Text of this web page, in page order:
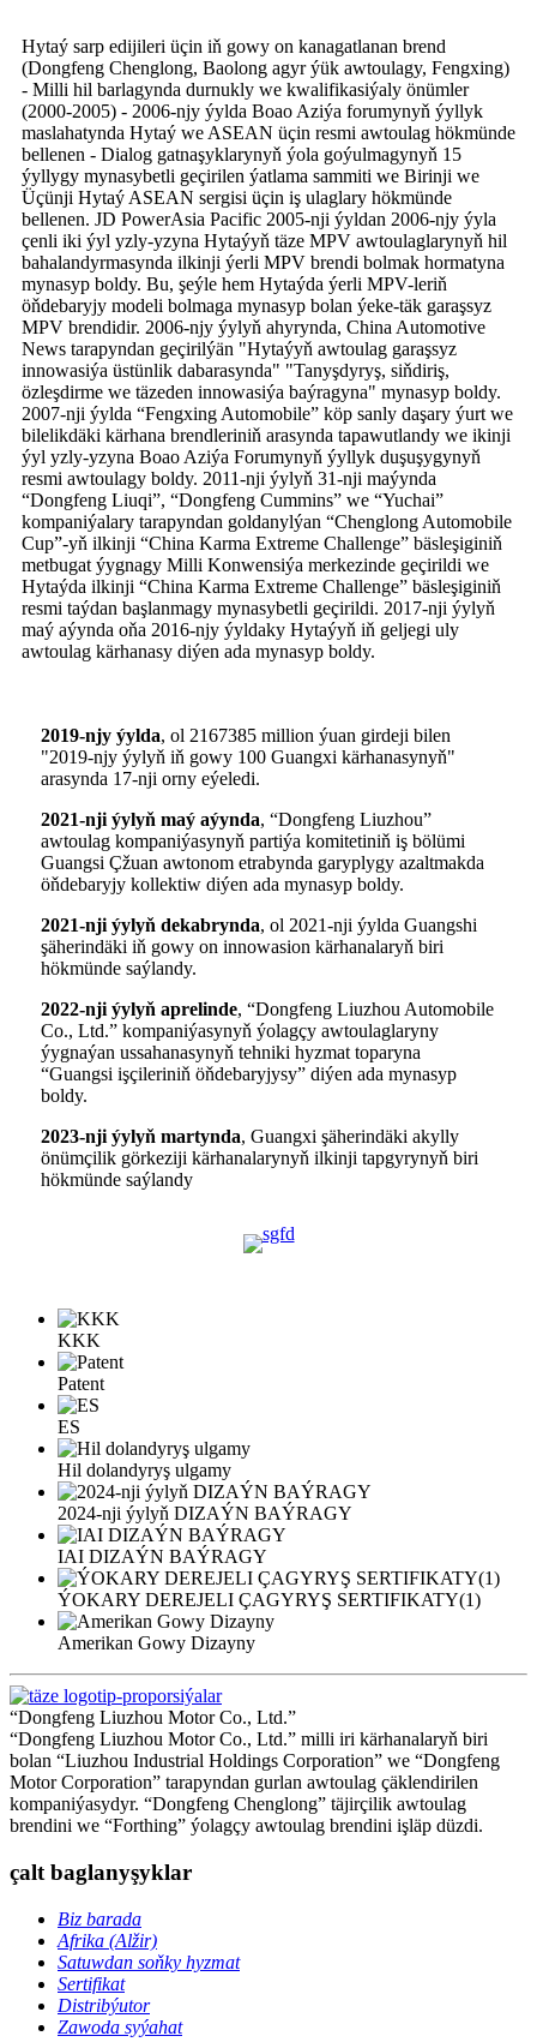
Hytaý sarp edijileri üçin iň gowy on kanagatlanan brend
(Dongfeng Chenglong, Baolong agyr ýük awtoulagy, Fengxing)
- Milli hil barlagynda durnukly we kwalifikasiýaly önümler
(2000-2005) - 2006-njy ýylda Boao Aziýa forumynyň ýyllyk
maslahatynda Hytaý we ASEAN üçin resmi awtoulag hökmünde
bellenen - Dialog gatnaşyklarynyň ýola goýulmagynyň 15
ýyllygy mynasybetli geçirilen ýatlama sammiti we Birinji we
Üçünji Hytaý ASEAN sergisi üçin iş ulaglary hökmünde
bellenen. JD PowerAsia Pacific 2005-nji ýyldan 2006-njy ýyla
çenli iki ýyl yzly-yzyna Hytaýyň täze MPV awtoulaglarynyň hil
bahalandyrmasynda ilkinji ýerli MPV brendi bolmak hormatyna
mynasyp boldy. Bu, şeýle hem Hytaýda ýerli MPV-leriň
öňdebaryjy modeli bolmaga mynasyp bolan ýeke-täk garaşsyz
MPV brendidir. 2006-njy ýylyň ahyrynda, China Automotive
News tarapyndan geçirilýän "Hytaýyň awtoulag garaşsyz
innowasiýa üstünlik dabarasynda" "Tanyşdyryş, siňdiriş,
özleşdirme we täzeden innowasiýa baýragyna" mynasyp boldy.
2007-nji ýylda “Fengxing Automobile” köp sanly daşary ýurt we
bilelikdäki kärhana brendleriniň arasynda tapawutlandy we ikinji
ýyl yzly-yzyna Boao Aziýa Forumynyň ýyllyk duşuşygynyň
resmi awtoulagy boldy. 2011-nji ýylyň 31-nji maýynda
“Dongfeng Liuqi”, “Dongfeng Cummins” we “Yuchai”
kompaniýalary tarapyndan goldanylýan “Chenglong Automobile
Cup”-yň ilkinji “China Karma Extreme Challenge” bäsleşiginiň
metbugat ýygnagy Milli Konwensiýa merkezinde geçirildi we
Hytaýda ilkinji “China Karma Extreme Challenge” bäsleşiginiň
resmi taýdan başlanmagy mynasybetli geçirildi. 2017-nji ýylyň
maý aýynda oňa 2016-njy ýyldaky Hytaýyň iň geljegi uly
awtoulag kärhanasy diýen ada mynasyp boldy.
2019-njy ýylda, ol 2167385 million ýuan girdeji bilen
"2019-njy ýylyň iň gowy 100 Guangxi kärhanasynyň"
arasynda 17-nji orny eýeledi.
2021-nji ýylyň maý aýynda, “Dongfeng Liuzhou”
awtoulag kompaniýasynyň partiýa komitetiniň iş bölümi
Guangsi Çžuan awtonom etrabynda garyplygy azaltmakda
öňdebaryjy kollektiw diýen ada mynasyp boldy.
2021-nji ýylyň dekabrynda, ol 2021-nji ýylda Guangshi
şäherindäki iň gowy on innowasion kärhanalaryň biri
hökmünde saýlandy.
2022-nji ýylyň aprelinde, “Dongfeng Liuzhou Automobile
Co., Ltd.” kompaniýasynyň ýolagçy awtoulaglaryny
ýygnaýan ussahanasynyň tehniki hyzmat toparyna
“Guangsi işçileriniň öňdebaryjysy” diýen ada mynasyp
boldy.
2023-nji ýylyň martynda, Guangxi şäherindäki akylly
önümçilik görkeziji kärhanalarynyň ilkinji tapgyrynyň biri
hökmünde saýlandy
KKK
Patent
ES
Hil dolandyryş ulgamy
2024-nji ýylyň DIZAÝN BAÝRAGY
IAI DIZAÝN BAÝRAGY
ÝOKARY DEREJELI ÇAGYRYŞ SERTIFIKATY(1)
Amerikan Gowy Dizayny
“Dongfeng Liuzhou Motor Co., Ltd.”
“Dongfeng Liuzhou Motor Co., Ltd.” milli iri kärhanalaryň biri
bolan “Liuzhou Industrial Holdings Corporation” we “Dongfeng
Motor Corporation” tarapyndan gurlan awtoulag çäklendirilen
kompaniýasydyr. “Dongfeng Chenglong” täjirçilik awtoulag
brendini we “Forthing” ýolagçy awtoulag brendini işläp düzdi.
çalt baglanyşyklar
Biz barada
Afrika (Alžir)
Satuwdan soňky hyzmat
Sertifikat
Distribýutor
Zawoda syýahat